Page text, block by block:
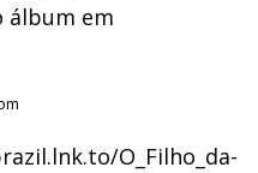
álbum em
O_Filho_da-